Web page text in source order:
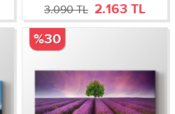
3.090 TL 2.163 TL
%30